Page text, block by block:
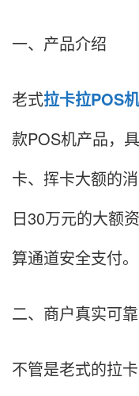
一、产品介绍
老式拉卡拉POS机
款POS机产品，
卡、挥卡大额的
日30万元的大额
算通道安全支付。
二、商户真实可靠
不管是老式的拉